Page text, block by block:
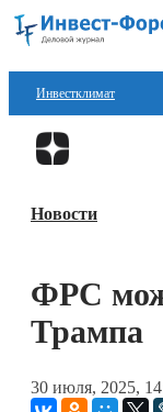
Инвестклимат
Финансы
Блокчейн
Книги
Новости
ФРС
Трампа
30 июля, 2025,